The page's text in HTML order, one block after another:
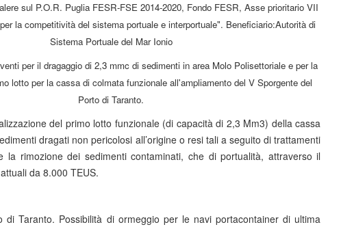
sul P.O.R. Puglia FESR-FSE 2014-2020, Fondo FESR, Asse prioritario VII
la competitività del sistema portuale e interportuale". Beneficiario:Autorità di
Sistema Portuale del Mar Ionio
per il dragaggio di 2,3 mmc di sedimenti in area Molo Polisettoriale e per la
lotto per la cassa di colmata funzionale all'ampliamento del V Sporgente del
Porto di Taranto.
del primo lotto funzionale (di capacità di 2,3 Mm3) della cassa
dragati non pericolosi all’origine o resi tali a seguito di trattamenti
rimozione dei sedimenti contaminati, che di portualità, attraverso il
da 8.000 TEUS.
Taranto. Possibilità di ormeggio per le navi portacontainer di ultima